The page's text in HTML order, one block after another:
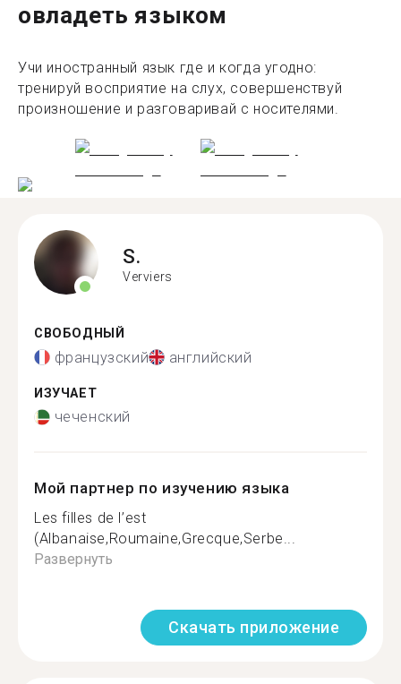
овладеть языком
Учи иностранный язык где и когда угодно:
тренируй восприятие на слух, совершенствуй
произношение и разговаривай с носителями.
S.
Verviers
СВОБОДНЫЙ
французский английский
ИЗУЧАЕТ
чеченский
Мой партнер по изучению языка
Les filles de l’est
(Albanaise,Roumaine,Grecque,Serbe...
Развернуть
Скачать приложение